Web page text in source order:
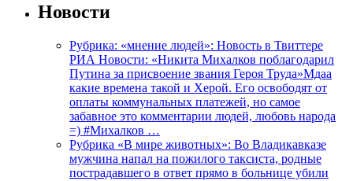
Новости
Рубрика: «мнение людей»: Новость в Твиттере
РИА Новости: «Никита Михалков поблагодарил
Путина за присвоение звания Героя Труда»Мдаа
какие времена такой и Херой. Его освободят от
оплаты коммунальных платежей, но самое
забавное это комментарии людей, любовь народа
=) #Михалков …
Рубрика «В мире животных»: Во Владикавказе
мужчина напал на пожилого таксиста, родные
пострадавшего в ответ прямо в больнице убили